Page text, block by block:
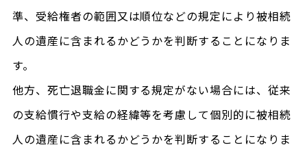
準、受給権者の範囲又は順位などの規定により被相続
人の遺産に含まれるかどうかを判断することになりま
す。
他方、死亡退職金に関する規定がない場合には、従来
の支給慣行や支給の経緯等を考慮して個別的に被相続
人の遺産に含まれるかどうかを判断することになりま